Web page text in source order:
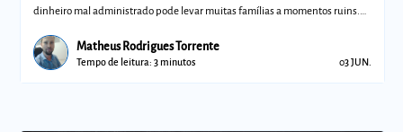
dinheiro mal administrado pode levar muitas famílias a momentos ruins.
Matheus Rodrigues Torrente
Tempo de leitura: 3 minutos 03 JUN.